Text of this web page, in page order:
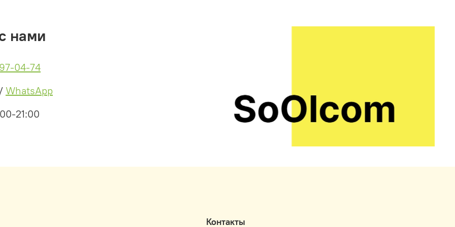
усиление пенообразования для гелей и мыла — 5-
кондиционеры и бальзамы для волос 10-15%
нами
04-74
/ WhatsApp
21:00
Контакты